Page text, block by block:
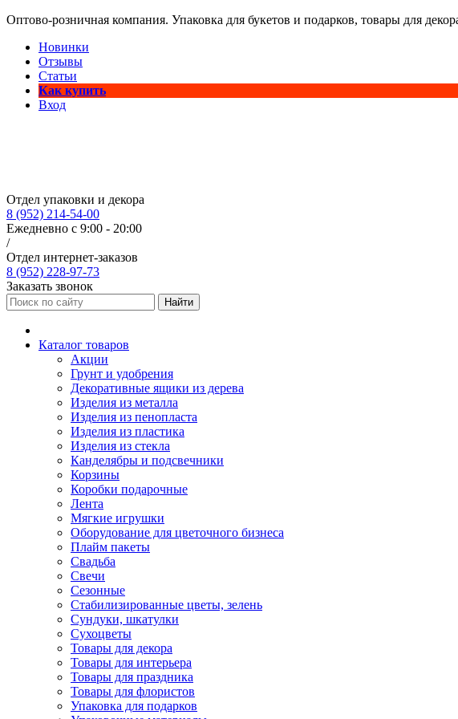
Оптово-розничная компания. Упаковка для букетов и подарков, товары для
Новинки
Отзывы
Статьи
Как купить
Вход
Отдел упаковки и декора
8 (952) 214-54-00
Ежедневно с 9:00 - 20:00
/
Отдел интернет-заказов
8 (952) 228-97-73
Заказать звонок
Найти
Каталог товаров
Акции
Грунт и удобрения
Декоративные ящики из дерева
Изделия из металла
Изделия из пенопласта
Изделия из пластика
Изделия из стекла
Канделябры и подсвечники
Корзины
Коробки подарочные
Лента
Мягкие игрушки
Оборудование для цветочного бизнеса
Плайм пакеты
Свадьба
Свечи
Сезонные
Стабилизированные цветы, зелень
Сундуки, шкатулки
Сухоцветы
Товары для декора
Товары для интерьера
Товары для праздника
Товары для флористов
Упаковка для подарков